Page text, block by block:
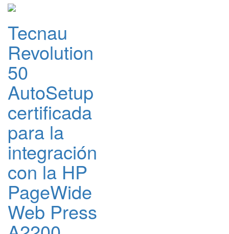
Tecnau
Revolution
50
AutoSetup
certificada
para la
integración
con la HP
PageWide
Web Press